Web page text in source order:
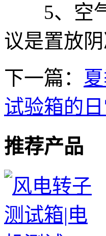
5、空气
议是置放
下一篇：
试验箱的
推荐产品